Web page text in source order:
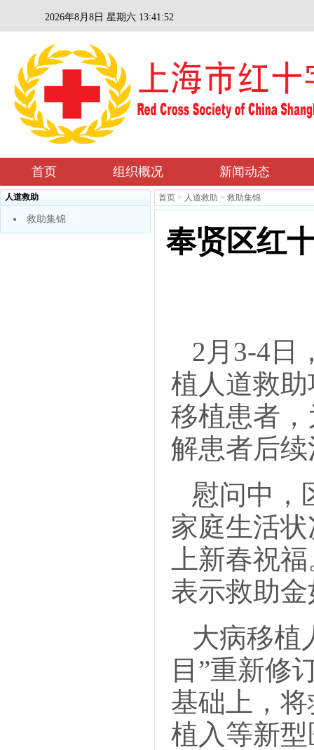
2026年8月8日 星期六 13:41:52
首页 组织概况 新闻动态
人道救助
救助集锦
首页 > 人道救助 > 救助集锦
奉贤区红
2月3-4日
植人道救
移植患者
解患者后
慰问中，
家庭生活
上新春祝
表示救助
大病移植
目”重新修
基础上，
植入等新